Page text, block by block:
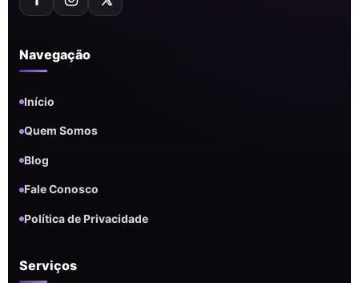
Navegação
Início
Quem Somos
Blog
Fale Conosco
Política de Privacidade
Serviços